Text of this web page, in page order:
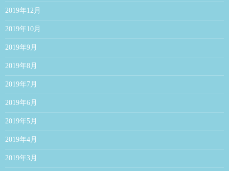
2019年12月
2019年10月
2019年9月
2019年8月
2019年7月
2019年6月
2019年5月
2019年4月
2019年3月